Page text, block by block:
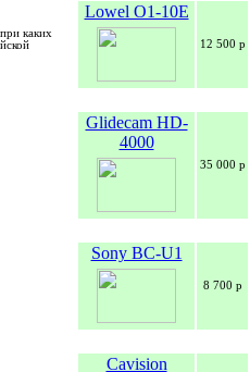
каких
Lowel O1-10E
12 500 р
Glidecam HD-
4000
35 000 р
Sony BC-U1
8 700 р
Cavision